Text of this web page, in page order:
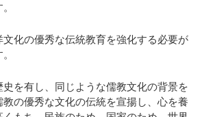
化の優秀な伝統教育を強化する必要が
を有し、同じような儒教文化の背景を
の優秀な文化の伝統を宣揚し、心を養